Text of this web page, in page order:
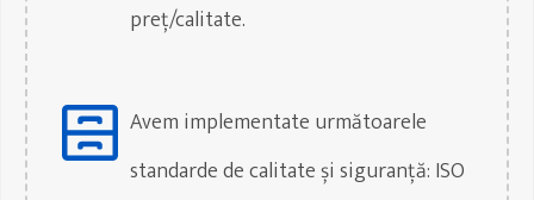
preț/calitate.
Avem implementate următoarele
standarde de calitate și siguranță: ISO